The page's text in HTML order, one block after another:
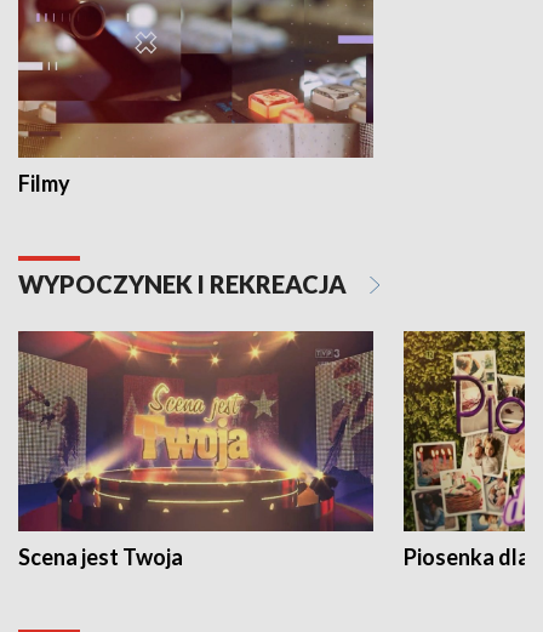
Filmy
WYPOCZYNEK I REKREACJA
Scena jest Twoja Piosenka dla